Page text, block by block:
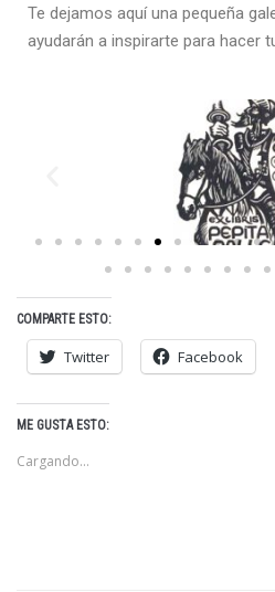
Te dejamos aquí una pequeña
ayudarán a inspirarte para hacer
COMPARTE ESTO:
Twitter Facebook
ME GUSTA ESTO:
Cargando...